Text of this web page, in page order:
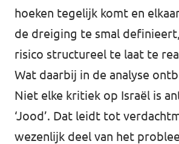
hoeken tegelijk komt en
de dreiging te smal
risico structureel te laat te
Wat daarbij in de analyse
Niet elke kritiek op Israël is
‘Jood’. Dat leidt tot
wezenlijk deel van het